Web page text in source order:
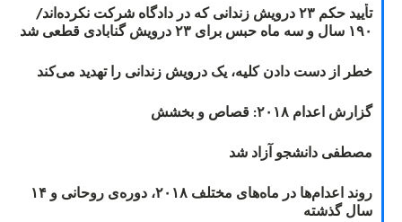
تأیید حکم ۲۳ درویش زندانی که در دادگاه شرکت نکرده‌اند/
۱۹۰ سال و سه ماه حبس برای ۲۳ درویش گنابادی قطعی شد
خطر از دست دادن کلیه، یک درویش زندانی را تهدید می‌کند
گزارش اعدام ۲۰۱۸: قصاص و بخشش
مصطفی دانشجو آزاد شد
روند اعدام‌ها در ماه‌های مختلف ۲۰۱۸، دوره‌ی روحانی و ۱۴
سال گذشته